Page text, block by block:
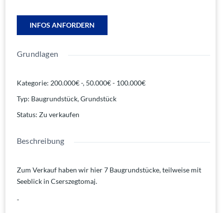
INFOS ANFORDERN
Grundlagen
Kategorie: 200.000€ -, 50.000€ - 100.000€
Typ: Baugrundstück,Grundstück
Status: Zu verkaufen
Beschreibung
Zum Verkauf haben wir hier 7 Baugrundstücke, teilweise mit
Seeblick in Cserszegtomaj.
-